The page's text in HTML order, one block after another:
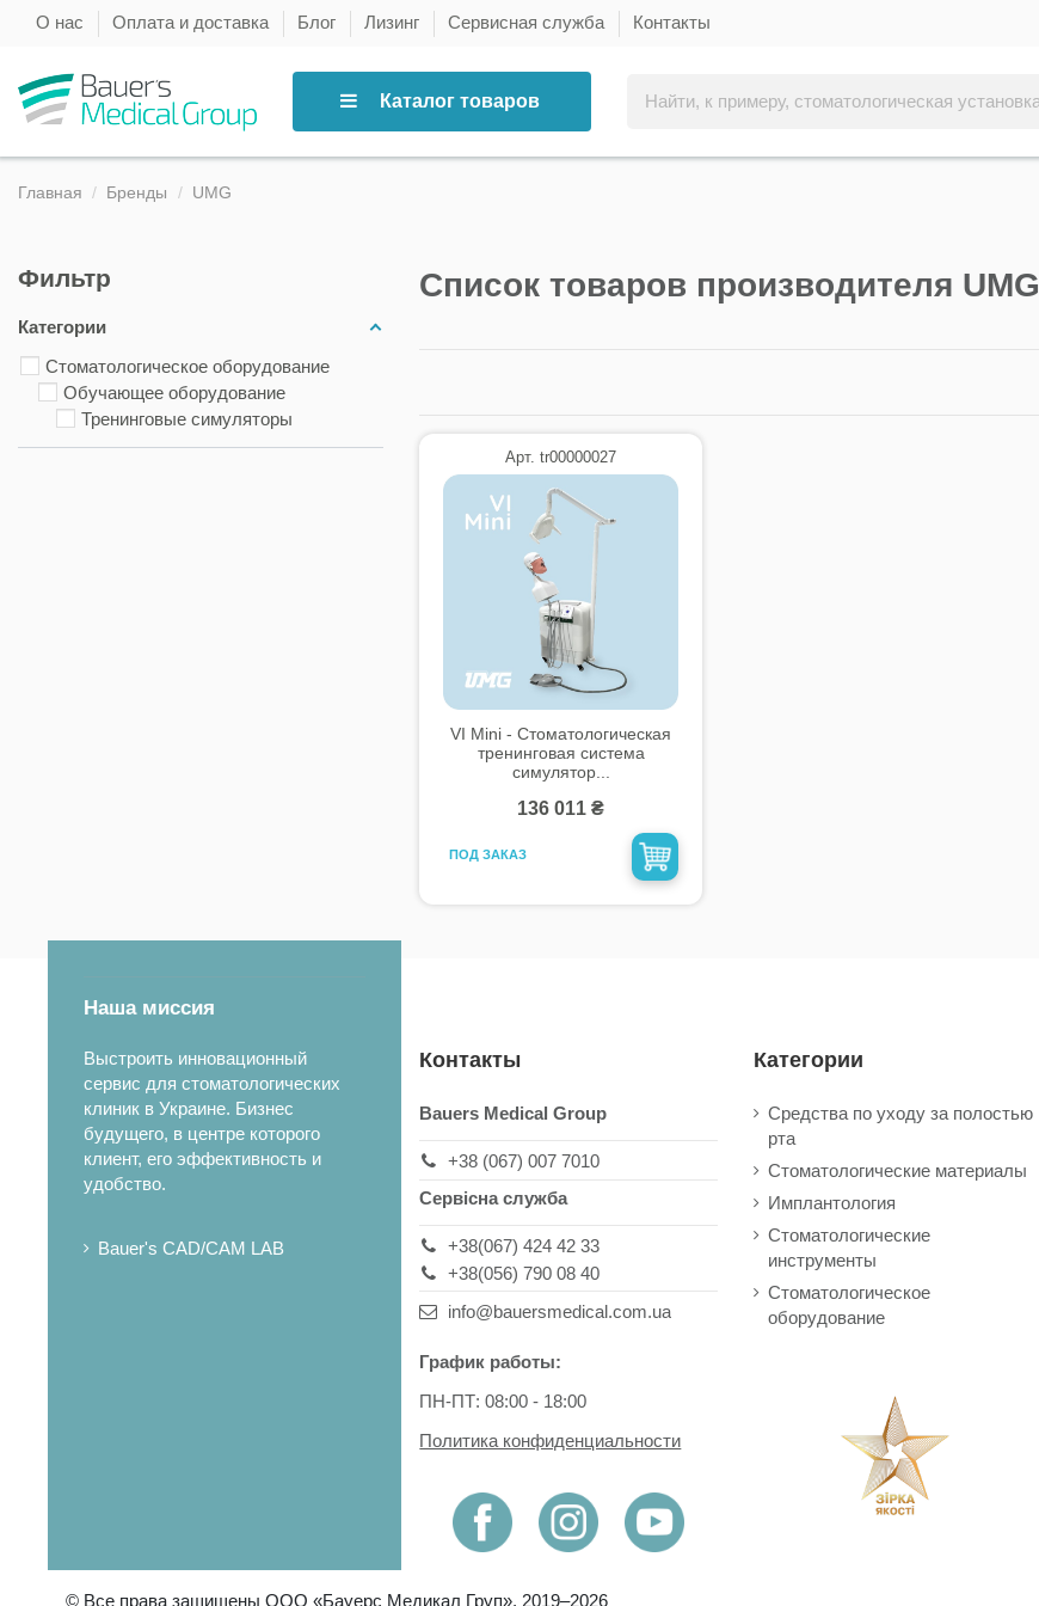
О нас Оплата и доставка Блог Лизинг Сервисная служба Контакты
Каталог товаров
Главная Бренды UMG
Фильтр
Категории
Стоматологическое оборудование
Обучающее оборудование
Тренинговые симуляторы
Список товаров производителя UMG
Арт. tr00000027
VI Mini - Стоматологическая
тренинговая система
симулятор...
136 011 ₴
ПОД ЗАКАЗ
Наша миссия
Выстроить инновационный
сервис для стоматологических
клиник в Украине. Бизнес
будущего, в центре которого
клиент, его эффективность и
удобство.
Bauer's CAD/CAM LAB
Контакты
Bauers Medical Group
+38 (067) 007 7010
Сервісна служба
+38(067) 424 42 33
+38(056) 790 08 40
info@bauersmedical.com.ua
График работы:
ПН-ПТ: 08:00 - 18:00
Политика конфиденциальности
Категории
Средства по уходу за полостью
рта
Стоматологические материалы
Имплантология
Стоматологические
инструменты
Стоматологическое
оборудование
© Все права защищены ООО «Бауерс Медикал Груп», 2019–2026